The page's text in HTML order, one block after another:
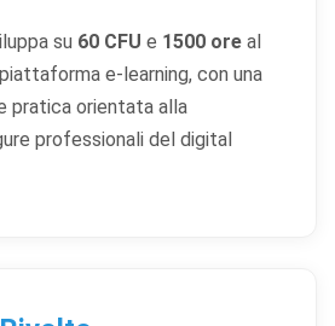
su 60 CFU e 1500 ore al
e-learning, con una
pratica orientata alla
professionali del digital